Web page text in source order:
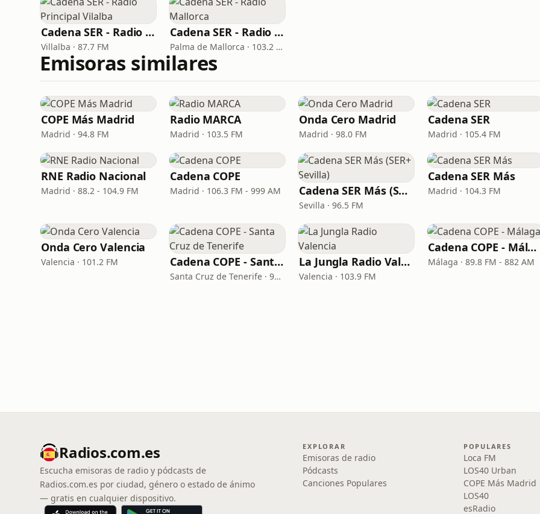
Cadena SER - Radio Principal Vilalba
Villalba · 87.7 FM
Cadena SER - Radio Mallorca
Palma de Mallorca · 103.2 FM, 1080 AM
Emisoras similares
COPE Más Madrid
Madrid · 94.8 FM
Radio MARCA
Madrid · 103.5 FM
Onda Cero Madrid
Madrid · 98.0 FM
Cadena SER
Madrid · 105.4 FM
RNE Radio Nacional
Madrid · 88.2 - 104.9 FM
Cadena COPE
Madrid · 106.3 FM - 999 AM Cadena SER Más (SER+ Sevilla)
Sevilla · 96.5 FM
Cadena SER Más
Madrid · 104.3 FM
Onda Cero Valencia
Valencia · 101.2 FM Cadena COPE - Santa Cruz de Tenerife
Santa Cruz de Tenerife · 97.1 FM - 882 AM
La Jungla Radio Valencia
Valencia · 103.9 FM
Cadena COPE - Málaga
Málaga · 89.8 FM - 882 AM
Radios.com.es
Escucha emisoras de radio y pódcasts de
Radios.com.es por ciudad, género o estado de ánimo
— gratis en cualquier dispositivo.
EXPLORAR
Emisoras de radio
Pódcasts
Canciones Populares
POPULARES
Loca FM
LOS40 Urban
COPE Más Madrid
LOS40
esRadio